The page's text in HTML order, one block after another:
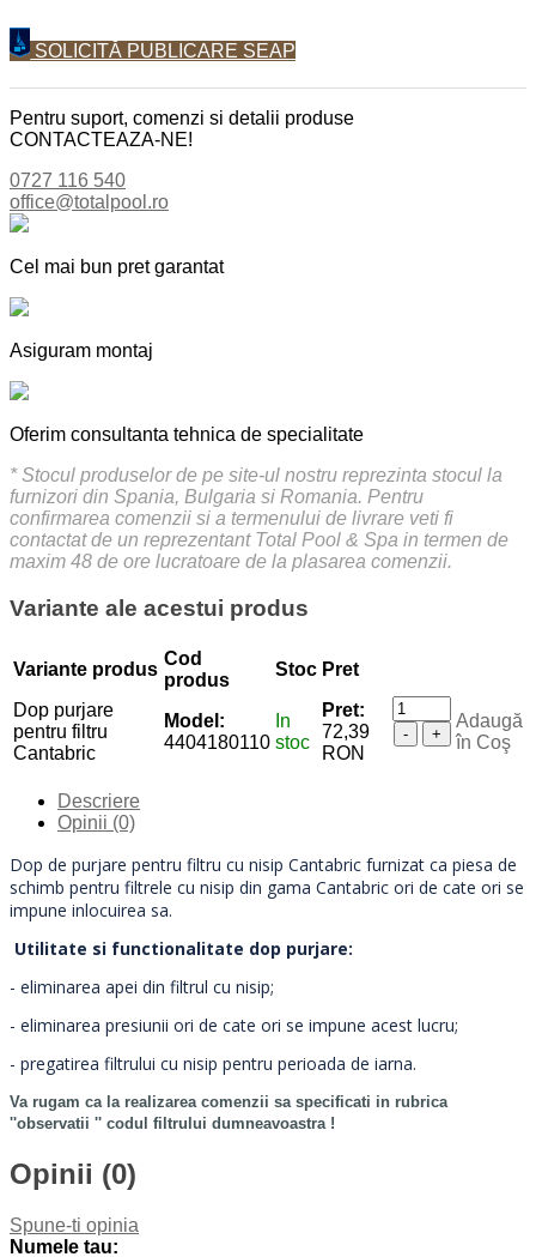
SOLICITĂ PUBLICARE SEAP
Pentru suport, comenzi si detalii produse
CONTACTEAZA-NE!
0727 116 540
office@totalpool.ro
Cel mai bun pret garantat
Asiguram montaj
Oferim consultanta tehnica de specialitate
* Stocul produselor de pe site-ul nostru reprezinta stocul la
furnizori din Spania, Bulgaria si Romania. Pentru
confirmarea comenzii si a termenului de livrare veti fi
contactat de un reprezentant Total Pool & Spa in termen de
maxim 48 de ore lucratoare de la plasarea comenzii.
Variante ale acestui produs
Variante produs
Cod
produs
Stoc Pret
Dop purjare
pentru filtru
Cantabric
Model:
4404180110
In
stoc
Pret:
72,39
RON
- +
Adaugă
în Coş
Descriere
Opinii (0)
Dop de purjare pentru filtru cu nisip Cantabric furnizat ca piesa de
schimb pentru filtrele cu nisip din gama Cantabric ori de cate ori se
impune inlocuirea sa.
Utilitate si functionalitate dop purjare:
- eliminarea apei din filtrul cu nisip;
- eliminarea presiunii ori de cate ori se impune acest lucru;
- pregatirea filtrului cu nisip pentru perioada de iarna.
Va rugam ca la realizarea comenzii sa specificati in rubrica
''observatii '' codul filtrului dumneavoastra !
Opinii (0)
Spune-ti opinia
Numele tau: